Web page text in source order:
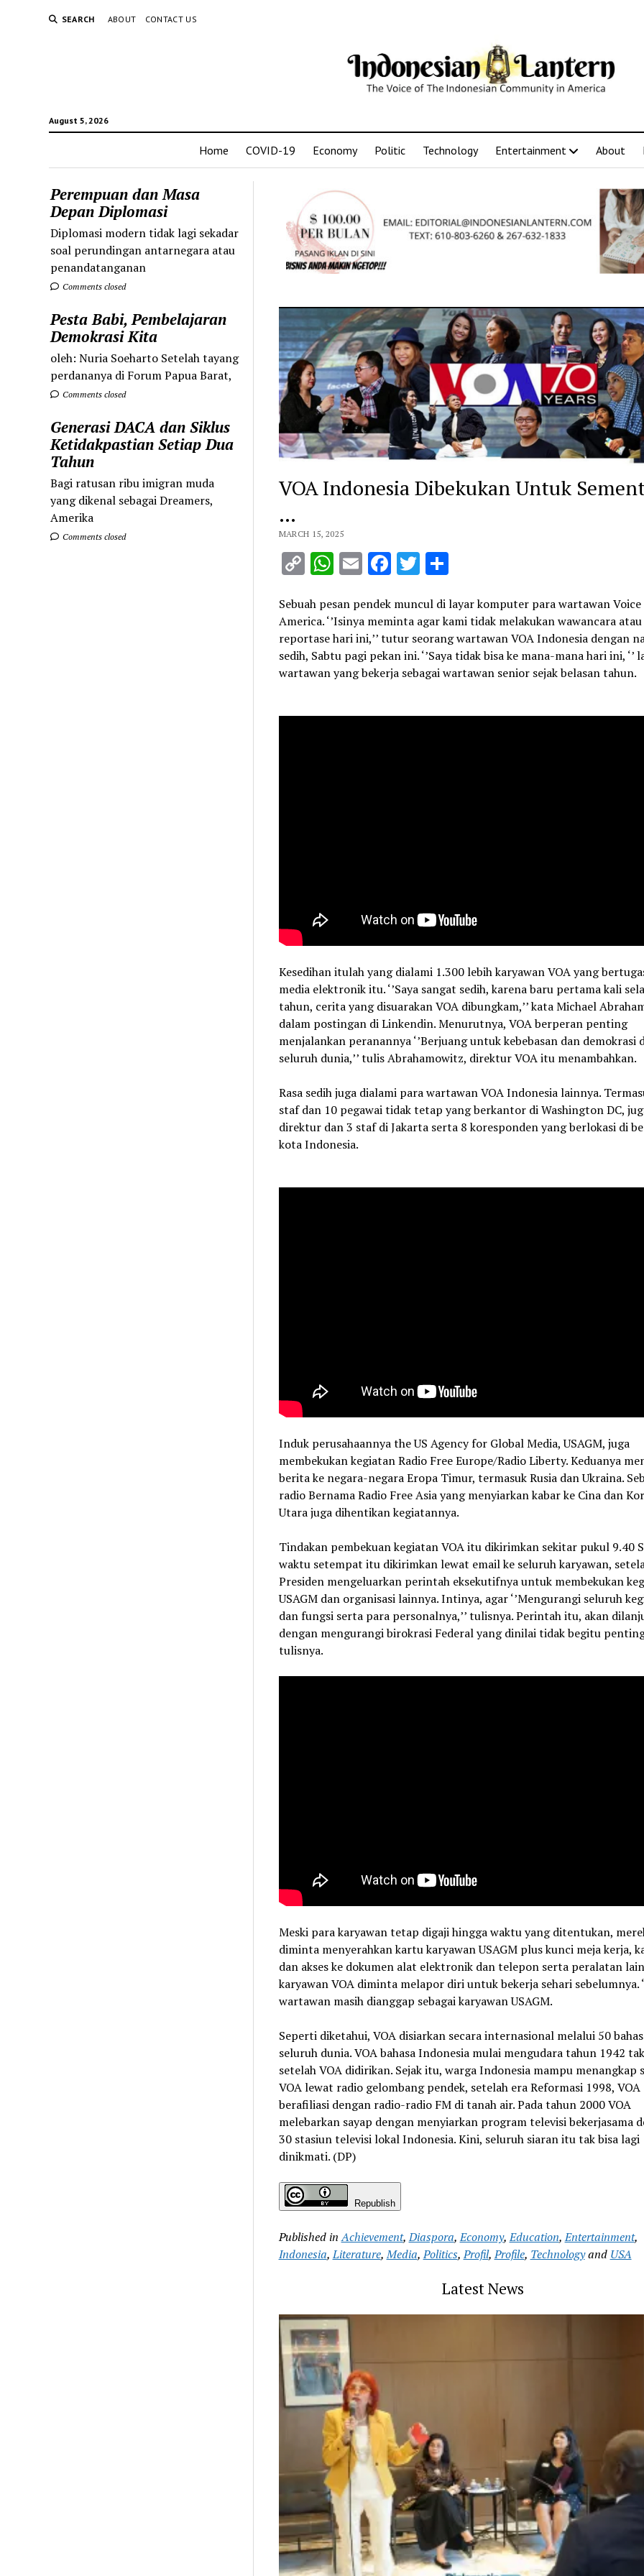
SEARCH ABOUT CONTACT US
August 5, 2026
Home COVID-19 Economy Politic Technology Entertainment About
Perempuan dan Masa
Depan Diplomasi
Diplomasi modern tidak lagi sekadar
soal perundingan antarnegara atau
penandatanganan
Comments closed
Pesta Babi, Pembelajaran
Demokrasi Kita
oleh: Nuria Soeharto Setelah tayang
perdananya di Forum Papua Barat,
Comments closed
Generasi DACA dan Siklus
Ketidakpastian Setiap Dua
Tahun
Bagi ratusan ribu imigran muda
yang dikenal sebagai Dreamers,
Amerika
Comments closed
VOA Indonesia Dibekukan Untuk
…
MARCH 15, 2025
CopyWhatsApp
EmailFacebook
Twitter
Share
Sebuah pesan pendek muncul di layar komputer para wartawan
America. ‘’Isinya meminta agar kami tidak melakukan wawancara atau
reportase hari ini,’’ tutur seorang wartawan VOA Indonesia dengan
sedih, Sabtu pagi pekan ini. ‘’Saya tidak bisa ke mana-mana hari ini, ‘’
wartawan yang bekerja sebagai wartawan senior sejak belasan tahun.
Kesedihan itulah yang dialami 1.300 lebih karyawan VOA yang
media elektronik itu. ‘’Saya sangat sedih, karena baru pertama kali
tahun, cerita yang disuarakan VOA dibungkam,’’ kata Michael
dalam postingan di Linkendin. Menurutnya, VOA berperan penting
menjalankan peranannya ‘’Berjuang untuk kebebasan dan demokrasi
seluruh dunia,’’ tulis Abrahamowitz, direktur VOA itu menambahkan.
Rasa sedih juga dialami para wartawan VOA Indonesia lainnya.
staf dan 10 pegawai tidak tetap yang berkantor di Washington DC,
direktur dan 3 staf di Jakarta serta 8 koresponden yang berlokasi di
kota Indonesia.
Induk perusahaannya the US Agency for Global Media, USAGM, juga
membekukan kegiatan Radio Free Europe/Radio Liberty. Keduanya
berita ke negara-negara Eropa Timur, termasuk Rusia dan Ukraina.
radio Bernama Radio Free Asia yang menyiarkan kabar ke Cina dan
Utara juga dihentikan kegiatannya.
Tindakan pembekuan kegiatan VOA itu dikirimkan sekitar pukul 9.40
waktu setempat itu dikirimkan lewat email ke seluruh karyawan,
Presiden mengeluarkan perintah eksekutifnya untuk membekukan
USAGM dan organisasi lainnya. Intinya, agar ‘’Mengurangi seluruh
dan fungsi serta para personalnya,’’ tulisnya. Perintah itu, akan
dengan mengurangi birokrasi Federal yang dinilai tidak begitu
tulisnya.
Meski para karyawan tetap digaji hingga waktu yang ditentukan,
diminta menyerahkan kartu karyawan USAGM plus kunci meja kerja,
dan akses ke dokumen alat elektronik dan telepon serta peralatan
karyawan VOA diminta melapor diri untuk bekerja sehari sebelumnya.
wartawan masih dianggap sebagai karyawan USAGM.
Seperti diketahui, VOA disiarkan secara internasional melalui 50
seluruh dunia. VOA bahasa Indonesia mulai mengudara tahun 1942
setelah VOA didirikan. Sejak itu, warga Indonesia mampu menangkap
VOA lewat radio gelombang pendek, setelah era Reformasi 1998, VOA
berafiliasi dengan radio-radio FM di tanah air. Pada tahun 2000 VOA
melebarkan sayap dengan menyiarkan program televisi bekerjasama
30 stasiun televisi lokal Indonesia. Kini, seluruh siaran itu tak bisa lagi
dinikmati. (DP)
Republish
Published in Achievement,Diaspora,Economy,Education,Entertainment,
Indonesia,Literature,Media,Politics,Profil,Profile, Technologyand USA
Latest News